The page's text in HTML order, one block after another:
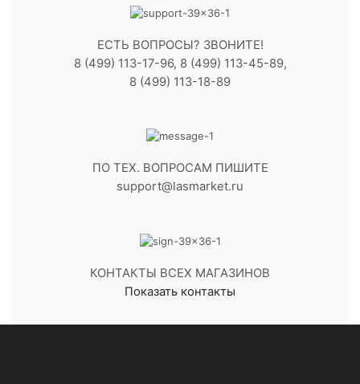
ЕСТЬ ВОПРОСЫ? ЗВОНИТЕ!
8 (499) 113-17-96, 8 (499) 113-45-89,
8 (499) 113-18-89
ПО ТЕХ. ВОПРОСАМ ПИШИТЕ
support@lasmarket.ru
КОНТАКТЫ ВСЕХ МАГАЗИНОВ
Показать контакты